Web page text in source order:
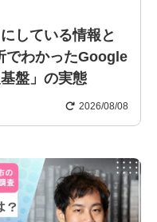
している情報と
でわかったGoogle
盤」の実態
2026/08/08